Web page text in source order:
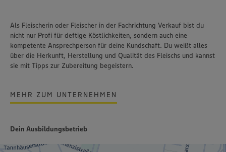
Als Fleischerin oder Fleischer in der Fachrichtung Verkauf bist du
nicht nur Profi für deftige Köstlichkeiten, sondern auch eine
kompetente Ansprechperson für deine Kundschaft. Du weißt alles
über die Herkunft, Herstellung und Qualität des Fleischs und kannst
sie mit Tipps zur Zubereitung begeistern.
MEHR ZUM UNTERNEHMEN
Dein Ausbildungsbetrieb